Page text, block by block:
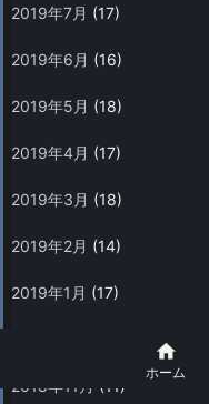
2019年7月 (17)
2019年6月 (16)
2019年5月 (18)
2019年4月 (17)
2019年3月 (18)
2019年2月 (14)
2019年1月 (17)
2018年11月 (11)

ホーム